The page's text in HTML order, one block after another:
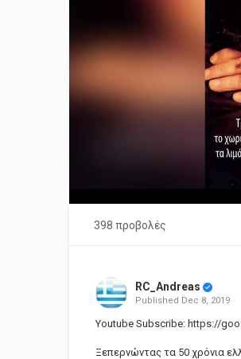
398 προβολές
RC_Andreas
Published Dec 8, 2019
Youtube Subscribe: https://
Ξεπερνώντας τα 50 χρόνια